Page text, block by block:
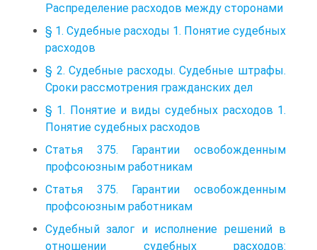
Распределение расходов между сторонами
§ 1. Судебные расходы 1. Понятие судебных
расходов
§ 2. Судебные расходы. Судебные штрафы.
Сроки рассмотрения гражданских дел
§ 1. Понятие и виды судебных расходов 1.
Понятие судебных расходов
Статья 375. Гарантии освобожденным
профсоюзным работникам
Статья 375. Гарантии освобожденным
профсоюзным работникам
Судебный залог и исполнение решений в
отношении судебных расходов: